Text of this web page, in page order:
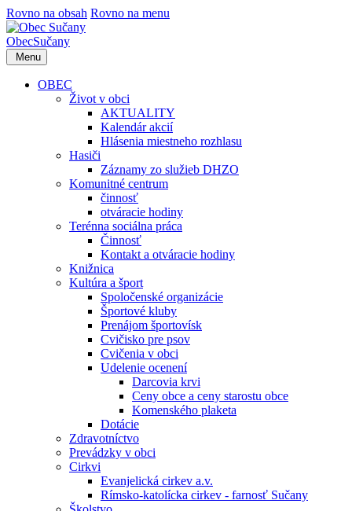
Rovno na obsah Rovno na menu
ObecSučany
Menu
OBEC
Život v obci
AKTUALITY
Kalendár akcií
Hlásenia miestneho rozhlasu
Hasiči
Záznamy zo služieb DHZO
Komunitné centrum
činnosť
otváracie hodiny
Terénna sociálna práca
Činnosť
Kontakt a otváracie hodiny
Knižnica
Kultúra a šport
Spoločenské organizácie
Športové kluby
Prenájom športovísk
Cvičisko pre psov
Cvičenia v obci
Udelenie ocenení
Darcovia krvi
Ceny obce a ceny starostu obce
Komenského plaketa
Dotácie
Zdravotníctvo
Prevádzky v obci
Cirkvi
Evanjelická cirkev a.v.
Rímsko-katolícka cirkev - farnosť Sučany